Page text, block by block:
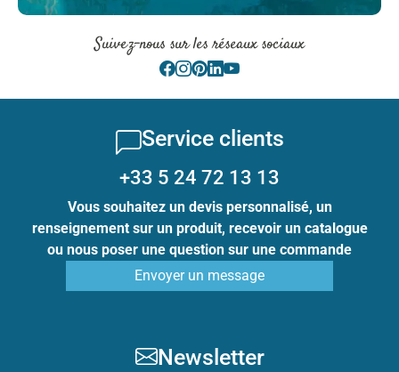
Suivez-nous sur les réseaux sociaux
Service clients
+33 5 24 72 13 13
Vous souhaitez un devis personnalisé, un
renseignement sur un produit, recevoir un catalogue
ou nous poser une question sur une commande
Envoyer un message
Newsletter